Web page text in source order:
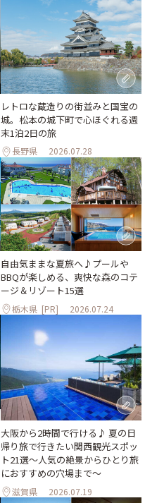
レトロな蔵造りの街並みと国宝の
城。松本の城下町で心ほぐれる週
末1泊2日の旅
長野県 2026.07.28
自由気ままな夏旅へ♪プールや
BBQが楽しめる、爽快な森のコテ
ージ＆リゾート15選
栃木県 [PR] 2026.07.24
大阪から2時間で行ける♪ 夏の日
帰り旅で行きたい関西観光スポッ
ト21選～人気の絶景からひとり旅
におすすめの穴場まで～
滋賀県 2026.07.19